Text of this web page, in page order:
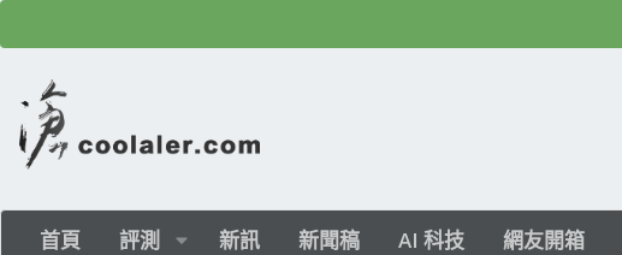
首頁 評測 新訊 新聞稿 AI 科技 網友開箱